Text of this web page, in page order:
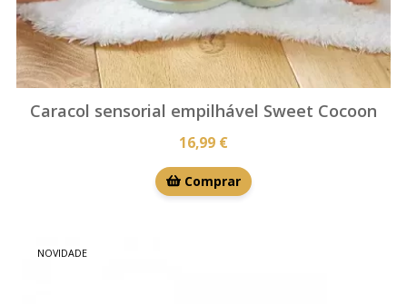
Caracol sensorial empilhável Sweet Cocoon
16,99 €
Comprar
NOVIDADE